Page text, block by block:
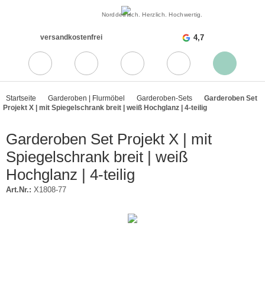
Norddeutsch. Herzlich. Hochwertig.
versandkostenfrei 4,7
Startseite Garderoben | Flurmöbel Garderoben-Sets
Garderoben Set
Projekt X | mit Spiegelschrank breit | weiß Hochglanz | 4-teilig
Garderoben Set Projekt X | mit
Spiegelschrank breit | weiß
Hochglanz | 4-teilig
Art.Nr.: X1808-77